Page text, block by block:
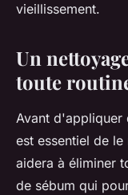
vieillissement.
Un
toute
Avant d'appliquer
est essentiel de
aidera à éliminer
de sébum qui